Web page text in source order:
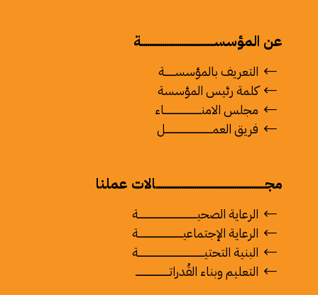
عن المؤسســــــــــــــــــــــــــــــــــة
التعريف بالمؤسســـــــة
كلمة رئيس المؤسسة
مجلس الامنــــــــــــــــــــــــــاء
فريق العمـــــــــــــــــــــــــــــــــل
مجـــــــــــــــــــــــــــــــــــــــــــــــــــالات عملنا
الرعاية الصحيـــــــــــــــــــــــــــــــــــــــــة
الرعاية الإجتماعيـــــــــــــــــــــــــــــــة
البنية التحتيــــــــــــــــــــــــــــــــــــــــــــــة
التعليم وبناء القُدراتــــــــــــــــــــــــ